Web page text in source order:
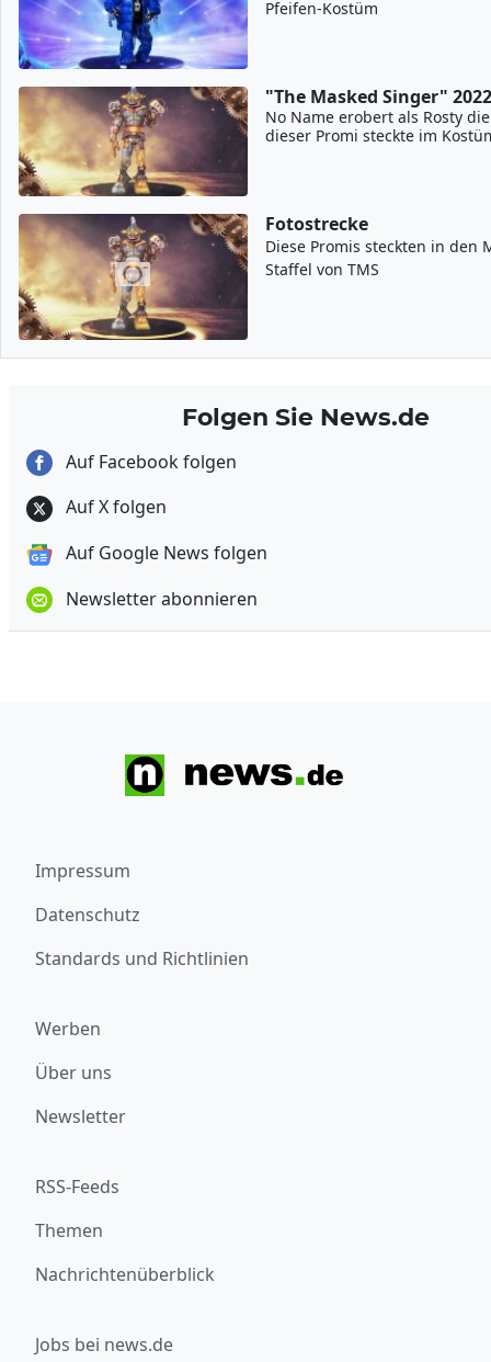
Pfeifen-Kostüm
"The Masked Singer" 2022
No Name erobert als Rosty
dieser Promi steckte im
Fotostrecke
Diese Promis steckten in den
Staffel von TMS
Folgen Sie News.de
Auf Facebook folgen
Auf X folgen
Auf Google News folgen
Newsletter abonnieren
Impressum
Datenschutz
Standards und Richtlinien
Werben
Über uns
Newsletter
RSS-Feeds
Themen
Nachrichtenüberblick
Jobs bei news.de